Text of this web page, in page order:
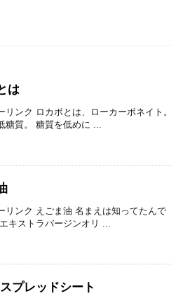
は
リンク ロカボとは、ローカーボネイト。
糖質。 糖質を低めに ...
リンク えごま油 名まえは知ってたんで
キストラバージンオリ ...
プレッドシート